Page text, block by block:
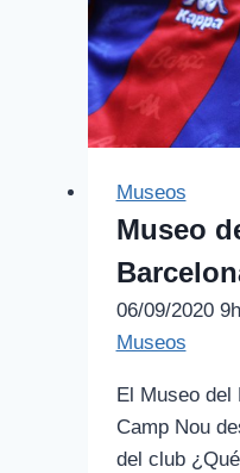
Museos
Museo
06/09/2020
Museos
El Museo del
Camp Nou
del club